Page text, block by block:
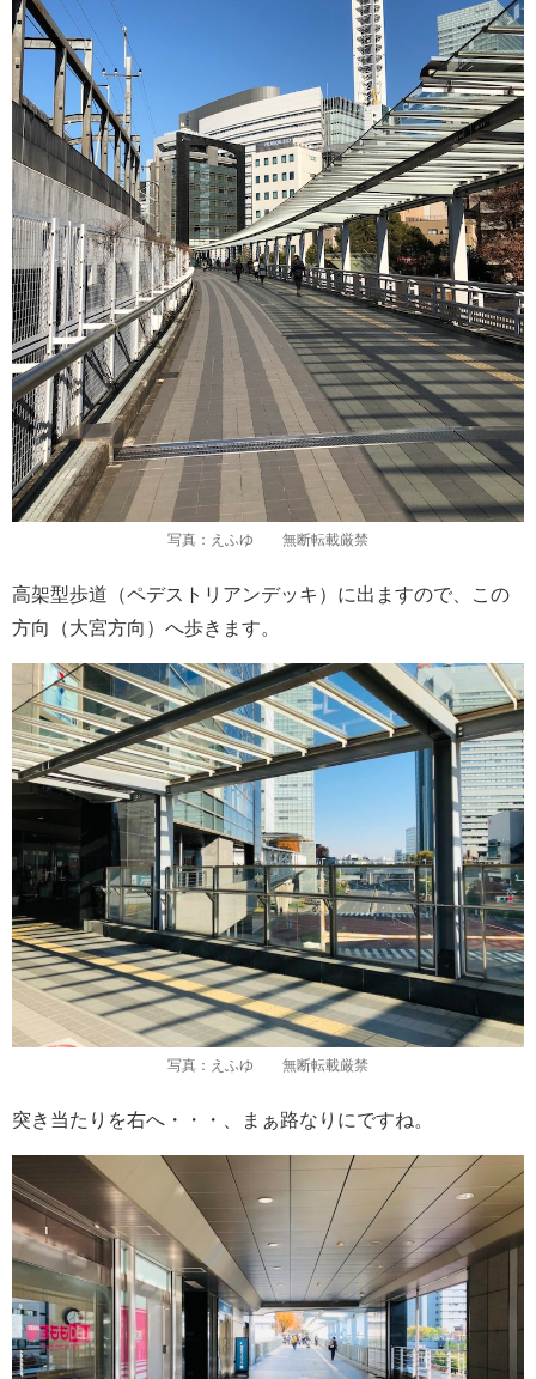
写真：えふゆ 無断転載厳禁
高架型歩道（ペデストリアンデッキ）に出ますので、この
方向（大宮方向）へ歩きます。
写真：えふゆ 無断転載厳禁
突き当たりを右へ・・・、まぁ路なりにですね。